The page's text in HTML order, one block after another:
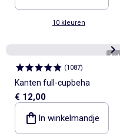
10 kleuren
1/4
(1087)
Kanten full-cupbeha
€ 12,00
In winkelmandje